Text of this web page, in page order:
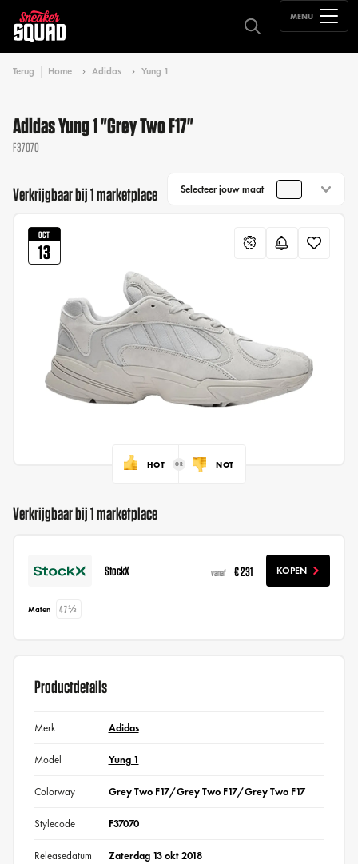
MENU
Terug Home Adidas Yung 1
Adidas Yung 1 "Grey Two F17"
F37070
Verkrijgbaar bij 1 marketplace Selecteer jouw maat
OCT
13
HOT NOT
Verkrijgbaar bij 1 marketplace
StockX vanaf € 231 KOPEN
Maten 47⅓
Productdetails
Merk Adidas
Model Yung 1
Colorway Grey Two F17/Grey Two F17/Grey Two F17
Stylecode F37070
Releasedatum Zaterdag 13 okt 2018